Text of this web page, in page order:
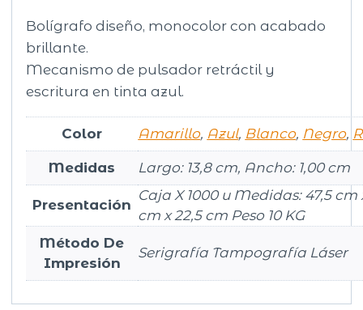
Bolígrafo diseño, monocolor con acabado
brillante.
Mecanismo de pulsador retráctil y
escritura en tinta azul.
Color Amarillo, Azul, Blanco, Negro,
Medidas Largo: 13,8 cm, Ancho: 1,00 cm
Presentación
Caja X 1000 u Medidas: 47,5 cm
cm x 22,5 cm Peso 10 KG
Método De
Impresión
Serigrafía Tampografía Láser